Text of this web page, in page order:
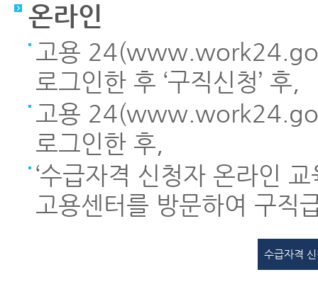
온라인
고용
로그인한 후 ‘구직신청’ 후,
고용
로그인한 후,
‘수급자격 신청자 온라인
고용센터를 방문하여 구직
수급자격